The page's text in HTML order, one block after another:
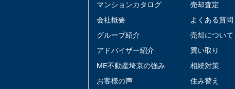
マンションカタログ
会社概要
グループ紹介
アドバイザー紹介
ME不動産埼京の強み
お客様の声
売却査定
よくある質問
売却について
買い取り
相続対策
住み替え